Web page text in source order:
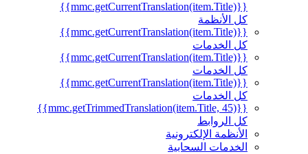
{{mmc.getCurrentTranslation(item.Title)}}
كل الأنظمة
{{mmc.getCurrentTranslation(item.Title)}}
كل الخدمات
{{mmc.getCurrentTranslation(item.Title)}}
كل الخدمات
{{mmc.getCurrentTranslation(item.Title)}}
كل الخدمات
{{mmc.getTrimmedTranslation(item.Title, 45)}}
كل الروابط
الأنظمة الإلكترونية
الخدمات السحابية